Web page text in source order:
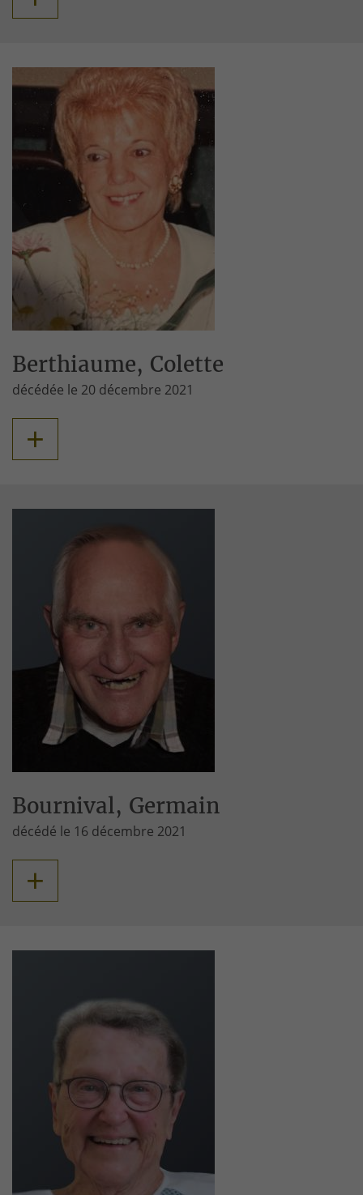
Berthiaume, Colette
décédée le 20 décembre 2021
+
Bournival, Germain
décédé le 16 décembre 2021
+